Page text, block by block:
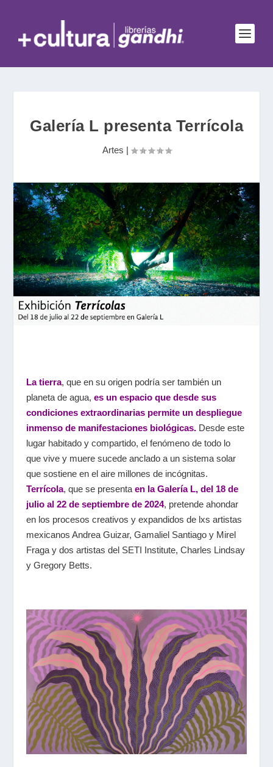
Galería L presenta Terrícola
Artes |
La tierra, que en su origen podría ser también un
planeta de agua, es un espacio que desde sus
condiciones extraordinarias permite un despliegue
inmenso de manifestaciones biológicas.Desde este
lugar habitado y compartido, el fenómeno de todo lo
que vive y muere sucede anclado a un sistema solar
que sostiene en el aire millones de incógnitas.
Terrícola, que se presentaen la Galería L, del 18 de
julio al 22 de septiembre de 2024, pretende ahondar
en los procesos creativos y expandidos de lxs artistas
mexicanos Andrea Guizar, Gamaliel Santiago y Mirel
Fraga y dos artistas del SETI Institute, Charles Lindsay
y Gregory Betts.